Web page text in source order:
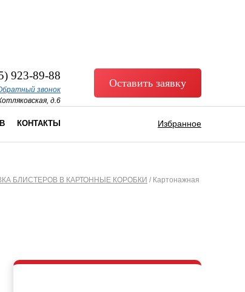
923-89-88
звонок
д.6
Оставить заявку
КОНТАКТЫ Избранное
БЛИСТЕРОВ В КАРТОННЫЕ КОРОБКИ / Картонажная